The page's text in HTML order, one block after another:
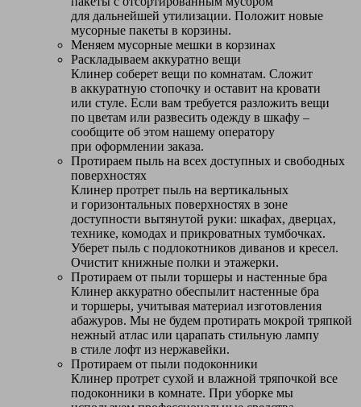
для дальнейшей утилизации. Положит новые
мусорные пакеты в корзины.
Меняем мусорные мешки в корзинах
Раскладываем аккуратно вещи
Клинер соберет вещи по комнатам. Сложит
в аккуратную стопочку и оставит на кровати
или стуле. Если вам требуется разложить вещи
по цветам или развесить одежду в шкафу –
сообщите об этом нашему оператору
при оформлении заказа.
Протираем пыль на всех доступных и свободных
поверхностях
Клинер протрет пыль на вертикальных
и горизонтальных поверхностях в зоне
доступности вытянутой руки: шкафах, дверцах,
технике, комодах и прикроватных тумбочках.
Уберет пыль с подлокотников диванов и кресел.
Очистит книжные полки и этажерки.
Протираем от пыли торшеры и настенные бра
Клинер аккуратно обеспылит настенные бра
и торшеры, учитывая материал изготовления
абажуров. Мы не будем протирать мокрой тряпкой
нежный атлас или царапать стильную лампу
в стиле лофт из нержавейки.
Протираем от пыли подоконники
Клинер протрет сухой и влажной тряпочкой все
подоконники в комнате. При уборке мы